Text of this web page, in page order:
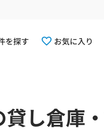
を探す お気に入り
し倉庫